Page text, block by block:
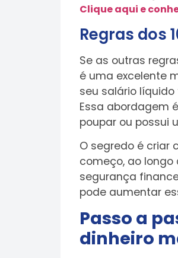
Clique aqui e
Regras dos
Se as outras
é uma excelente
seu salário
Essa abordagem
poupar ou possui
O segredo é criar
começo, ao
segurança
pode aumentar
Passo a
dinheiro